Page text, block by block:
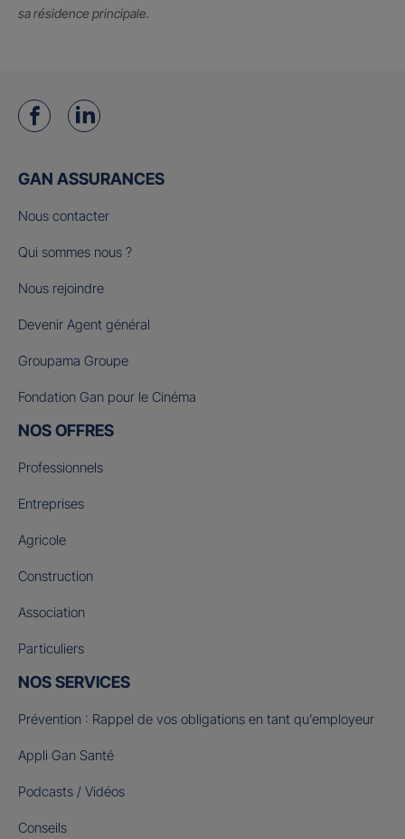
sa résidence principale.
GAN ASSURANCES
Nous contacter
Qui sommes nous ?
Nous rejoindre
Devenir Agent général
Groupama Groupe
Fondation Gan pour le Cinéma
NOS OFFRES
Professionnels
Entreprises
Agricole
Construction
Association
Particuliers
NOS SERVICES
Prévention : Rappel de vos obligations en tant qu’employeur
Appli Gan Santé
Podcasts / Vidéos
Conseils